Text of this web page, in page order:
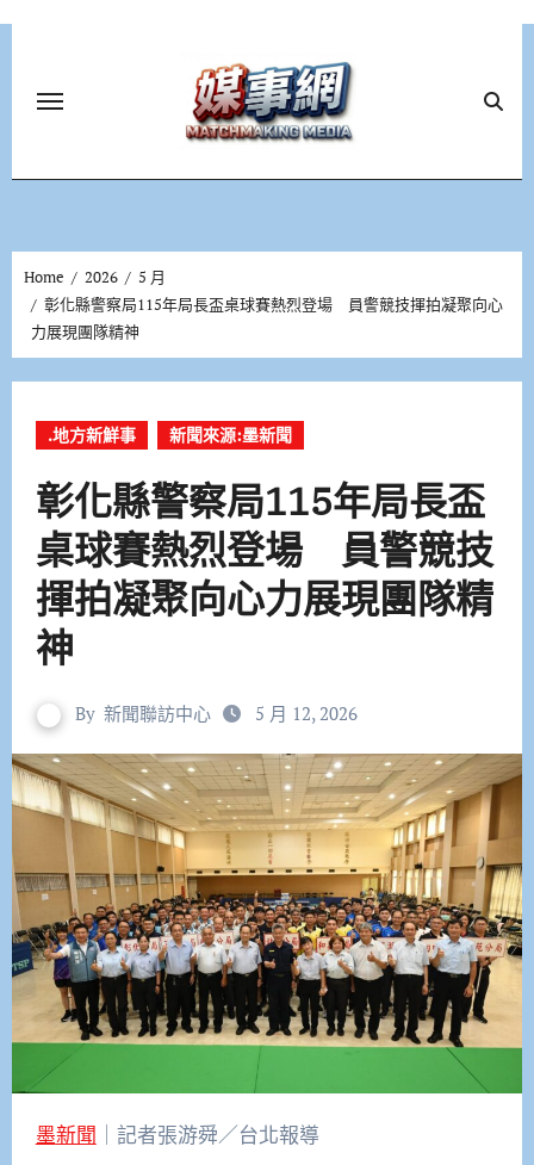
Home 2026
5 月
彰化縣警察局115年局長盃桌球賽熱烈登場 員警競技揮拍凝聚向心
力展現團隊精神
.地方新鮮事 新聞來源:墨新聞
彰化縣警察局115年局長盃
桌球賽熱烈登場 員警競技
揮拍凝聚向心力展現團隊精
神
By 新聞聯訪中心 5 月 12, 2026
墨新聞 ｜記者張游舜／台北報導